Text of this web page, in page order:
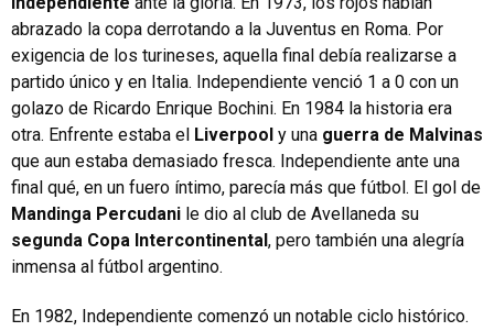
abrazado la copa derrotando a la Juventus en Roma. Por
exigencia de los turineses, aquella final debía realizarse a
partido único y en Italia. Independiente venció 1 a 0 con un
golazo de Ricardo Enrique Bochini. En 1984 la historia era
otra. Enfrente estaba el Liverpool y una guerra de Malvinas
que aun estaba demasiado fresca. Independiente ante una
final qué, en un fuero íntimo, parecía más que fútbol. El gol de
Mandinga Percudani le dio al club de Avellaneda su
segunda Copa Intercontinental, pero también una alegría
inmensa al fútbol argentino.
En 1982, Independiente comenzó un notable ciclo histórico.